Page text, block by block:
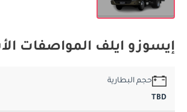
إيسوزو ايلف المواصفات
حجم البطارية
TBD